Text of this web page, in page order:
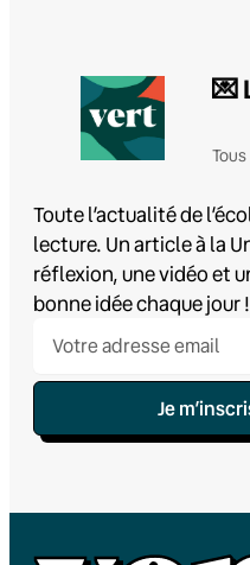
💌
Toute l’actualité de
lecture. Un article à la
réflexion, une vidéo et
bonne idée chaque jour !
Je